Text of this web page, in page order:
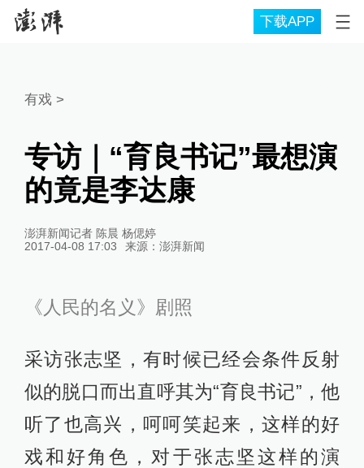
下载APP
有戏 >
专访｜“育良书记”最想演
的竟是李达康
澎湃新闻记者 陈晨 杨偲婷
2017-04-08 17:03
来源： 澎湃新闻
《人民的名义》剧照
采访张志坚，有时候已经会条件反射
似的脱口而出直呼其为“育良书记”，他
听了也高兴，呵呵笑起来，这样的好
戏和好角色，对于张志坚这样的演